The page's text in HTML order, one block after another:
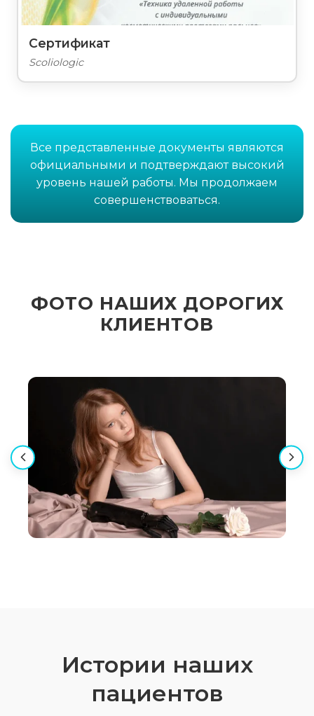
Сертификат
Scoliologic
Все представленные документы являются
официальными и подтверждают высокий
уровень нашей работы. Мы продолжаем
совершенствоваться.
ФОТО НАШИХ ДОРОГИХ
КЛИЕНТОВ
Истории наших
пациентов